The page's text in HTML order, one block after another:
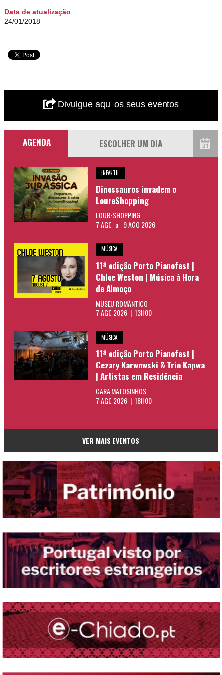
Data de atualização
24/01/2018
Divulgue aqui os seus eventos
AGENDA
INFANTIL
Dinossauros invadem o
LoureShopping
LOURESHOPPING
7 AGO a 9 AGO 2026
MÚSICA
11ª edição Porto Pianofest |
Chloe Weston | Música à Hora
de Almoço
MUSEU ROMÂNTICO
7 AGO 2026 | 13H00
MÚSICA
11ª edição Porto Pianofest |
Cezary Karwowski & Trio Kapwa
| Artistas em Residência
CARA MATOSINHOS
7 AGO 2026 | 18H00
VER MAIS EVENTOS